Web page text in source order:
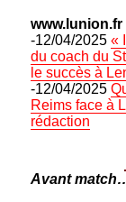
www.lunion.fr
-12/04/2025«
du coach du
le succès à
-12/04/2025
Reims face à
rédaction
Avant